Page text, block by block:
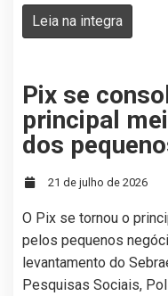
Leia na integra
Pix se
principal
dos
21 de julho de 2026
O Pix se tornou o
pelos pequenos
levantamento do
Pesquisas Sociais,